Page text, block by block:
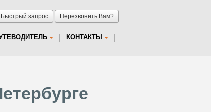
Быстрый запрос Перезвонить Вам?
КОНТАКТЫ